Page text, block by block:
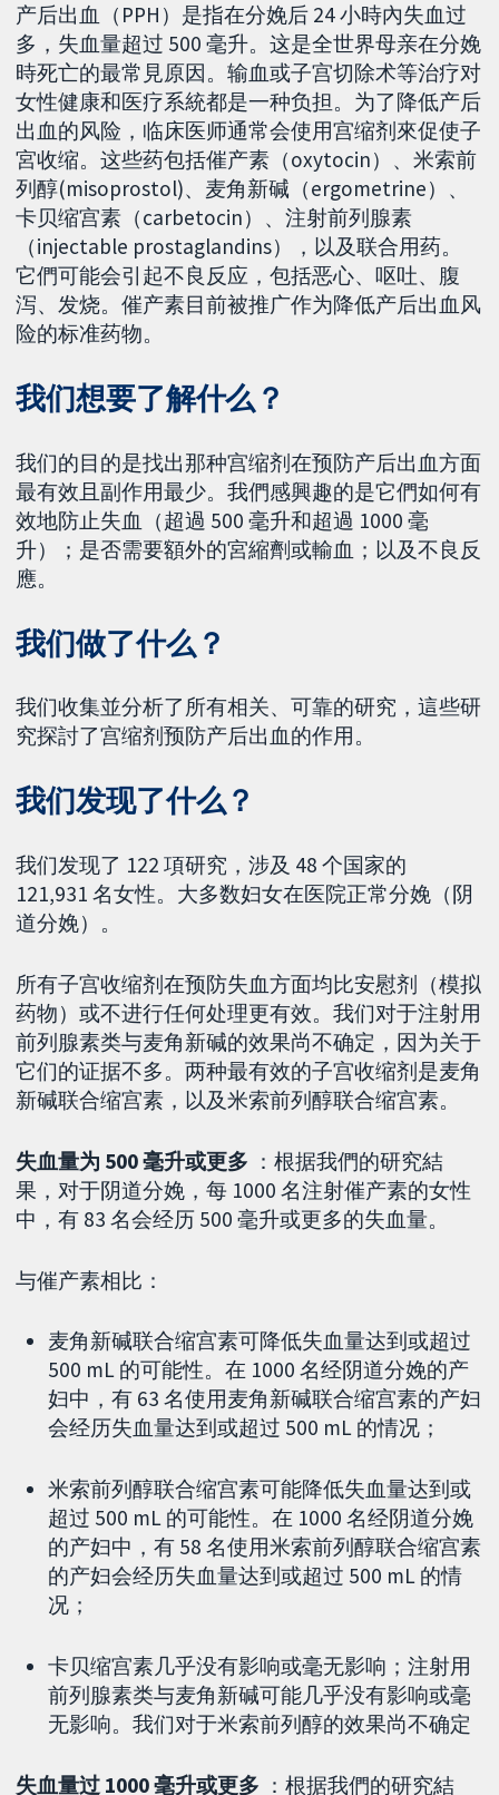
产后出血（PPH）是指在分娩后 24 小時內失血过
多，失血量超过 500 毫升。这是全世界母亲在分娩
時死亡的最常見原因。输血或子宫切除术等治疗对
女性健康和医疗系統都是一种负担。为了降低产后
出血的风险，临床医师通常会使用宫缩剂來促使子
宮收缩。这些药包括催产素（oxytocin）、米索前
列醇(misoprostol)、麦角新碱（ergometrine）、
卡贝缩宫素（carbetocin）、注射前列腺素
（injectable prostaglandins），以及联合用药。
它們可能会引起不良反应，包括恶心、呕吐、腹
泻、发烧。催产素目前被推广作为降低产后出血风
险的标准药物。
我们想要了解什么？
我们的目的是找出那种宫缩剂在预防产后出血方面
最有效且副作用最少。我們感興趣的是它們如何有
效地防止失血（超過 500 毫升和超過 1000 毫
升）；是否需要額外的宮縮劑或輸血；以及不良反
應。
我们做了什么？
我们收集並分析了所有相关、可靠的研究，這些研
究探討了宫缩剂预防产后出血的作用。
我们发现了什么？
我们发现了 122 項研究，涉及 48 个国家的
121,931 名女性。大多数妇女在医院正常分娩（阴
道分娩）。
所有子宫收缩剂在预防失血方面均比安慰剂（模拟
药物）或不进行任何处理更有效。我们对于注射用
前列腺素类与麦角新碱的效果尚不确定，因为关于
它们的证据不多。两种最有效的子宫收缩剂是麦角
新碱联合缩宫素，以及米索前列醇联合缩宫素。
失血量为 500 毫升或更多 ：根据我們的研究結
果，对于阴道分娩，每 1000 名注射催产素的女性
中，有 83 名会经历 500 毫升或更多的失血量。
与催产素相比：
麦角新碱联合缩宫素可降低失血量达到或超过
500 mL 的可能性。在 1000 名经阴道分娩的产
妇中，有 63 名使用麦角新碱联合缩宫素的产妇
会经历失血量达到或超过 500 mL 的情况；
米索前列醇联合缩宫素可能降低失血量达到或
超过 500 mL 的可能性。在 1000 名经阴道分娩
的产妇中，有 58 名使用米索前列醇联合缩宫素
的产妇会经历失血量达到或超过 500 mL 的情
况；
卡贝缩宫素几乎没有影响或毫无影响；注射用
前列腺素类与麦角新碱可能几乎没有影响或毫
无影响。我们对于米索前列醇的效果尚不确定
失血量过 1000 毫升或更多 ：根据我們的研究結